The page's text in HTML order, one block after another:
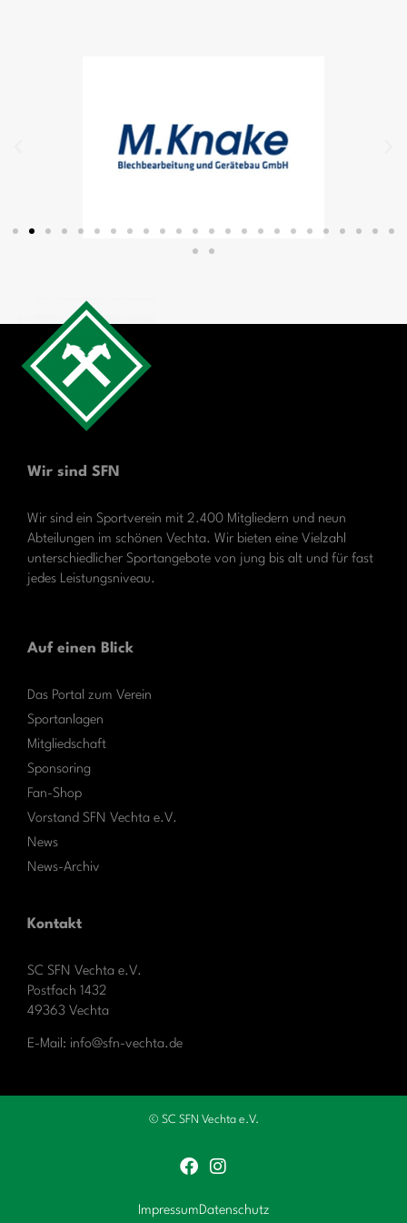
Wir sind SFN
Wir sind ein Sportverein mit 2.400 Mitgliedern und neun
Abteilungen im schönen Vechta. Wir bieten eine Vielzahl
unterschiedlicher Sportangebote von jung bis alt und für fast
jedes Leistungsniveau.
Auf einen Blick
Das Portal zum Verein
Sportanlagen
Mitgliedschaft
Sponsoring
Fan-Shop
Vorstand SFN Vechta e.V.
News
News-Archiv
Kontakt
SC SFN Vechta e.V.
Postfach 1432
49363 Vechta
E-Mail: info@sfn-vechta.de
© SC SFN Vechta e.V.
ImpressumDatenschutz